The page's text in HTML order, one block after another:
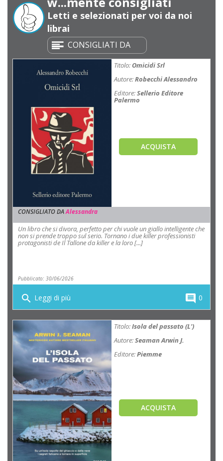
Letti e selezionati per voi da noi
librai
Titolo:Omicidi Srl
Autore:Robecchi Alessandro
Editore:Sellerio Editore
Palermo
ACQUISTA
CONSIGLIATO DAAlessandra
Un libro che si divora, perfetto per chi vuole un giallo intelligente che
non si prende troppo sul serio. Tornano i due killer professionisti
protagonisti de Il Tallone da killer e la loro [...]
Pubblicato: 30/06/2026
search Leggi di più comment 0
Titolo:Isola del passato (L')
Autore:Seaman Arwin J.
Editore:Piemme
ACQUISTA